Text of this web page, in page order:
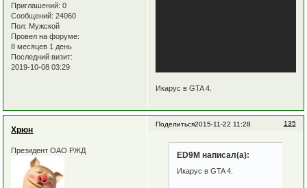
Приглашений: 0
Сообщений: 24060
Пол: Мужской
Провел на форуме:
8 месяцев 1 день
Последний визит:
2019-10-08 03:29
Икарус в GTA 4.
Поделиться 135
2015-11-22 11:28
Хрюн
Президент ОАО РЖД ED9M написал(а):
Икарус в GTA 4.